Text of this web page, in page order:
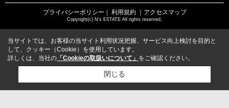
プライバシーポリシー ｜ 利用規約 ｜アクセスマップ
Copyright(c) N's ESTATE All rights reserved.
当サイトでは、お客様の当サイト利用状況把握、サービス向上検討を目的と
して、クッキー（Cookie）を使用しています。
詳しくは、当社の 「Cookieの取扱いについて」 をご確認ください。
閉じる